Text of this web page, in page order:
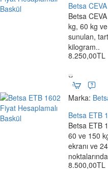
Betsa
Betsa
kg, 60 kg
sunulan,
kilogram..
8.250,00TL
CEVA
1071
Fiyat
Hesaplamalı
Baskül
Marka:
Betsa ETB
Betsa ETB
60 ve 150
ekranı ve
8.500,00TL